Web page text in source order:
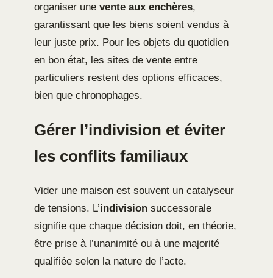
organiser une vente aux enchères,
garantissant que les biens soient vendus à
leur juste prix. Pour les objets du quotidien
en bon état, les sites de vente entre
particuliers restent des options efficaces,
bien que chronophages.
Gérer l’indivision et éviter
les conflits familiaux
Vider une maison est souvent un catalyseur
de tensions. L’indivision successorale
signifie que chaque décision doit, en théorie,
être prise à l’unanimité ou à une majorité
qualifiée selon la nature de l’acte.